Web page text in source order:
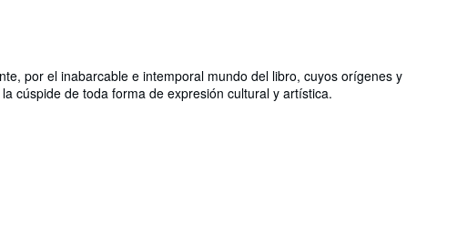
por el inabarcable e intemporal mundo del libro, cuyos orígenes y
cúspide de toda forma de expresión cultural y artística.